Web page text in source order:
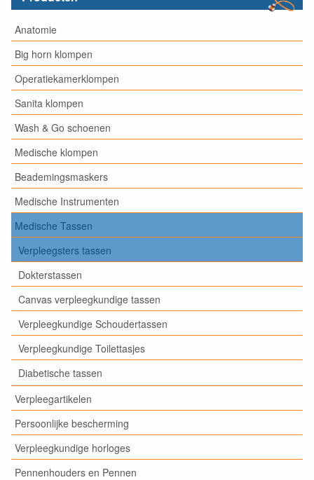
Anatomie
Big horn klompen
Operatiekamerklompen
Sanita klompen
Wash & Go schoenen
Medische klompen
Beademingsmaskers
Medische Instrumenten
Medische Tassen
Verpleegsters tassen
Dokterstassen
Canvas verpleegkundige tassen
Verpleegkundige Schoudertassen
Verpleegkundige Toilettasjes
Diabetische tassen
Verpleegartikelen
Persoonlijke bescherming
Verpleegkundige horloges
Pennenhouders en Pennen